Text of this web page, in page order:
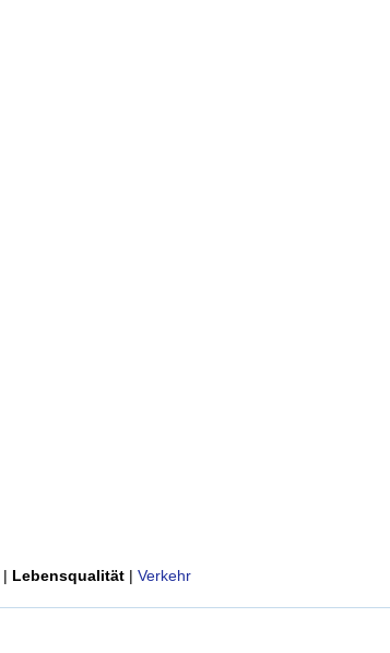
| Lebensqualität | Verkehr